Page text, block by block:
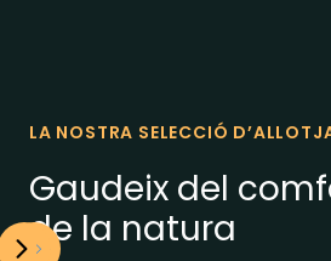
LA NOSTRA SELECCIÓ
Gaudeix del
de la natura